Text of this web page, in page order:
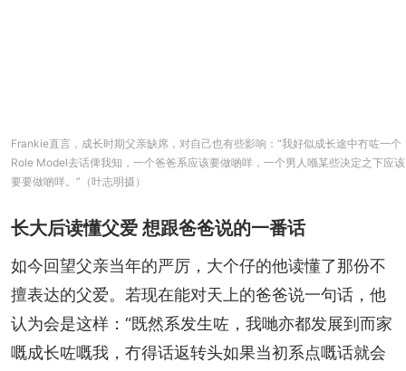
Frankie直言，成长时期父亲缺席，对自己也有些影响：“我好似成长途中冇咗一个
Role Model去话俾我知，一个爸爸系应该要做啲咩，一个男人喺某些决定之下应该
要要做啲咩。”（叶志明摄）
长大后读懂父爱 想跟爸爸说的一番话
如今回望父亲当年的严厉，大个仔的他读懂了那份不
擅表达的父爱。若现在能对天上的爸爸说一句话，他
认为会是这样：“既然系发生咗，我哋亦都发展到而家
嘅成长咗嘅我，冇得话返转头如果当初系点嘅话就会